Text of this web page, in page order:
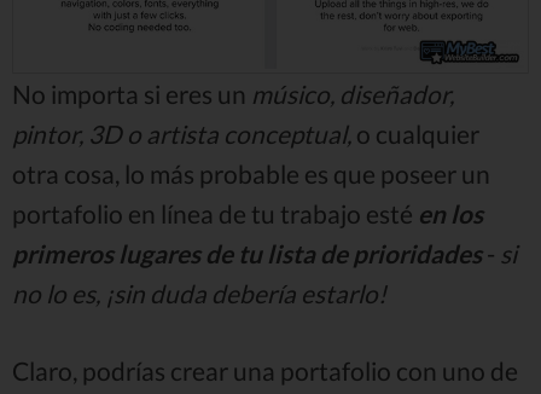
No importa si eres un músico, diseñador,
pintor, 3D o artista conceptual, o cualquier
otra cosa, lo más probable es que poseer un
portafolio en línea de tu trabajo esté en los
primeros lugares de tu lista de prioridades- si
no lo es, ¡sin duda debería estarlo!
Claro, podrías crear una portafolio con uno de